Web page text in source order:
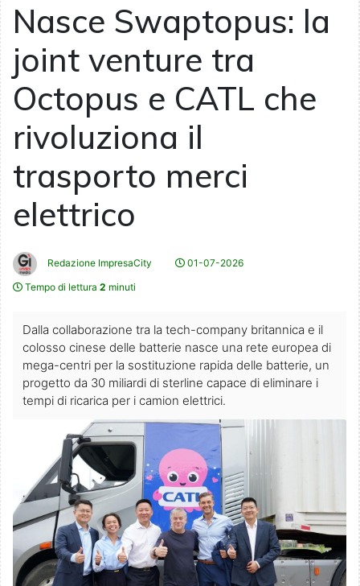
Nasce Swaptopus: la
joint venture tra
Octopus e CATL che
rivoluziona il
trasporto merci
elettrico
Redazione ImpresaCity
01-07-2026
Tempo di lettura 2 minuti
Dalla collaborazione tra la tech-company britannica e il
colosso cinese delle batterie nasce una rete europea di
mega-centri per la sostituzione rapida delle batterie, un
progetto da 30 miliardi di sterline capace di eliminare i
tempi di ricarica per i camion elettrici.